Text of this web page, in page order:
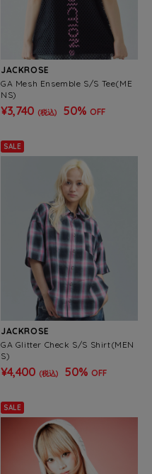
JACKROSE
GA Mesh Ensemble S/S Tee(ME
NS)
¥3,740 (税込) 50% OFF
SALE
JACKROSE
GA Glitter Check S/S Shirt(MEN
S)
¥4,400 (税込) 50% OFF
SALE